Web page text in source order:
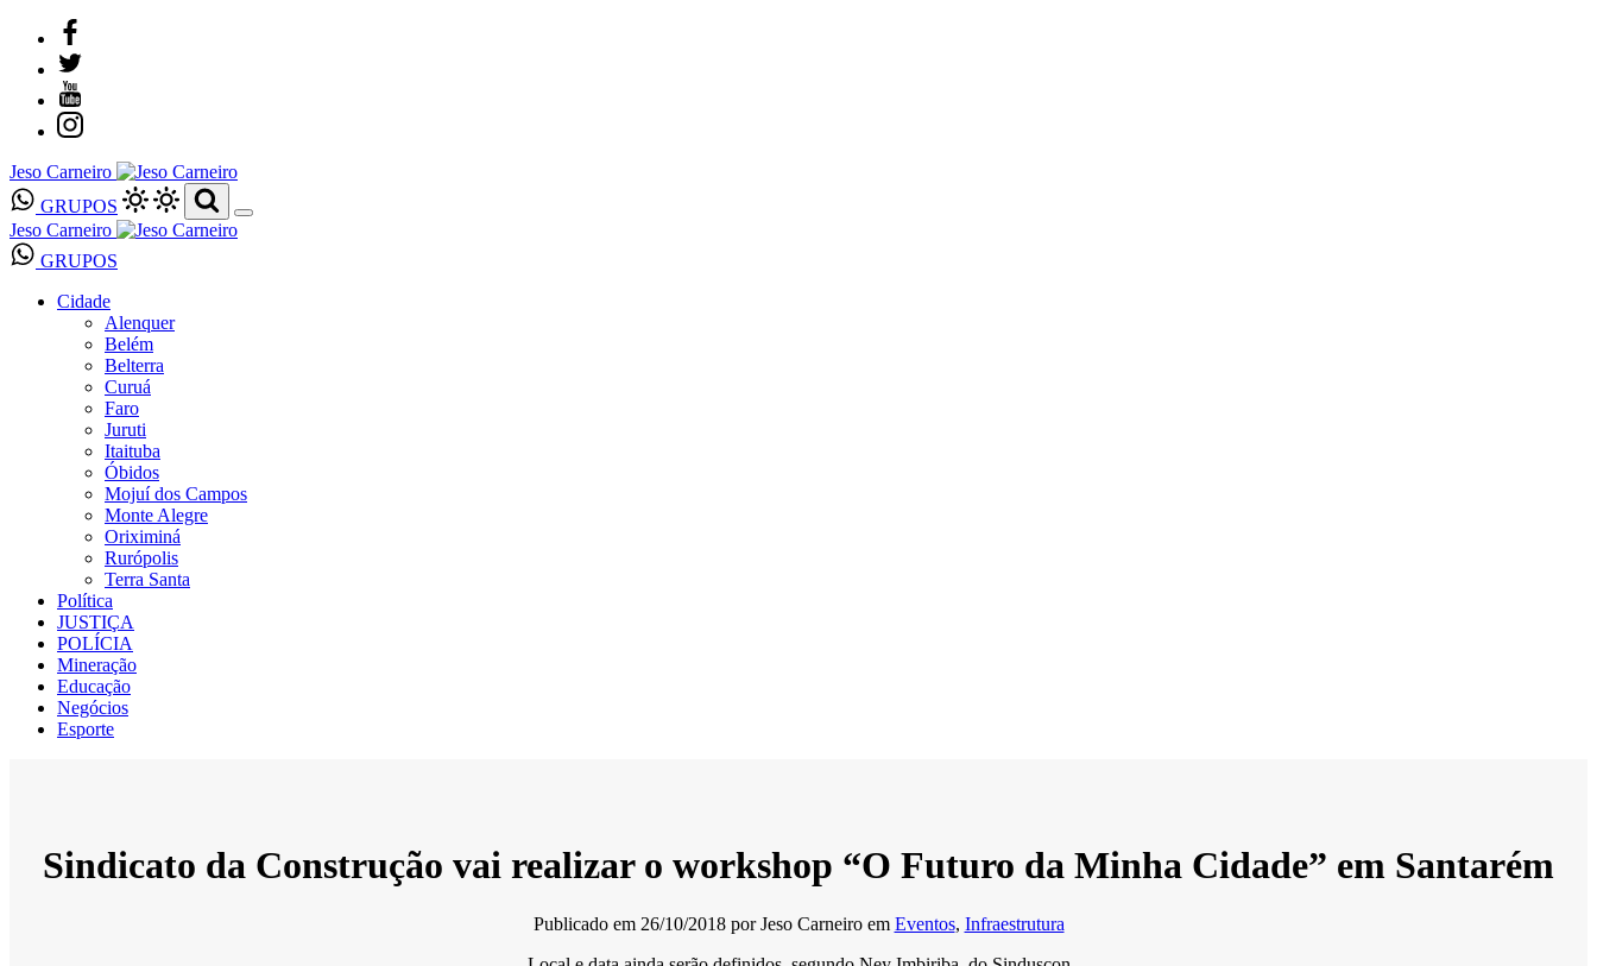
Jeso Carneiro
GRUPOS
Jeso Carneiro
GRUPOS
Cidade
Alenquer
Belém
Belterra
Curuá
Faro
Juruti
Itaituba
Óbidos
Mojuí dos Campos
Monte Alegre
Oriximiná
Rurópolis
Terra Santa
Política
JUSTIÇA
POLÍCIA
Mineração
Educação
Negócios
Esporte
Sindicato da Construção vai realizar o workshop “O Futuro da Minha Cidade” em Santarém
Publicado em 26/10/2018 porJeso Carneiro em Eventos, Infraestrutura